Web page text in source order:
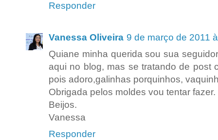
Responder
Vanessa Oliveira 9 de março de 2011
Quiane minha querida sou sua
aqui no blog, mas se tratando de post
pois adoro,galinhas porquinhos,
Obrigada pelos moldes vou tentar fazer.
Beijos.
Vanessa
Responder